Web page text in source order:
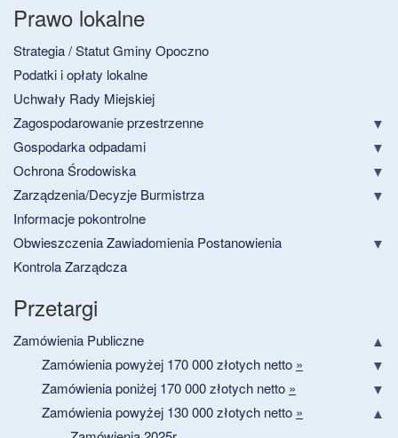
Prawo lokalne
Strategia / Statut Gminy Opoczno
Podatki i opłaty lokalne
Uchwały Rady Miejskiej
Zagospodarowanie przestrzenne
Gospodarka odpadami
Ochrona Środowiska
Zarządzenia/Decyzje Burmistrza
Informacje pokontrolne
Obwieszczenia Zawiadomienia Postanowienia
Kontrola Zarządcza
Przetargi
Zamówienia Publiczne
Zamówienia powyżej 170 000 złotych netto »
Zamówienia poniżej 170 000 złotych netto »
Zamówienia powyżej 130 000 złotych netto »